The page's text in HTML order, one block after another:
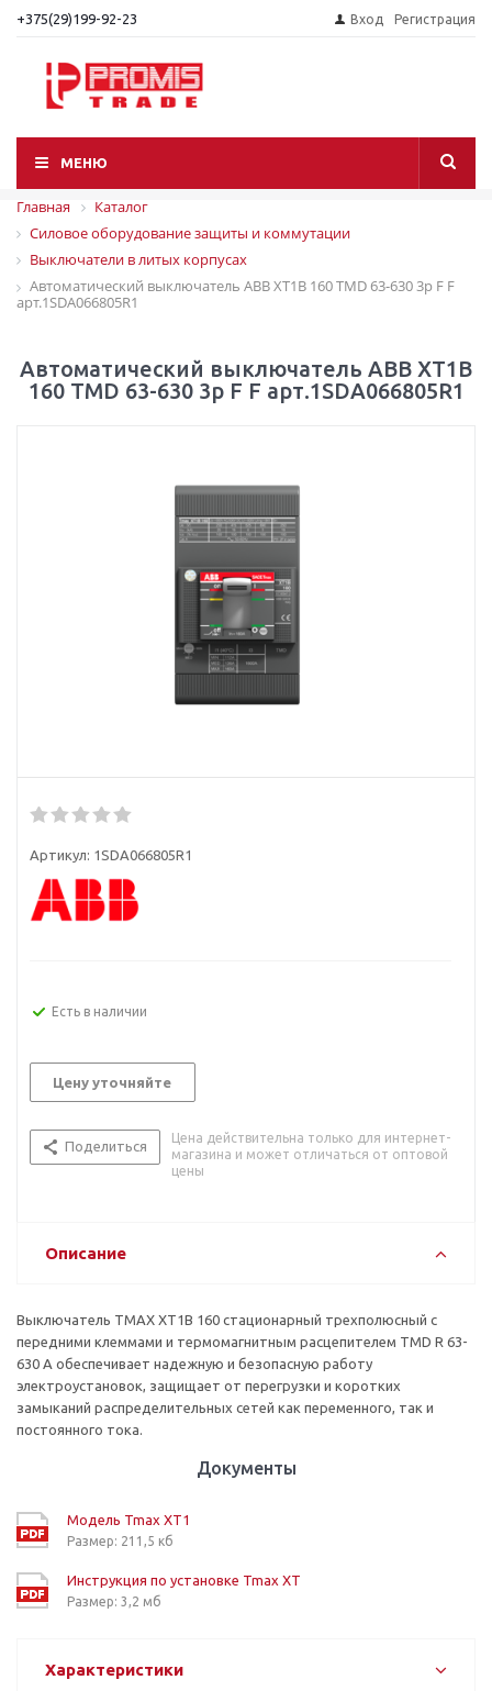
+375(29)199-92-23 Вход Регистрация
МЕНЮ
Главная
Каталог
Силовое оборудование защиты и коммутации
Выключатели в литых корпусах
Автоматический выключатель АВВ XT1B 160 TMD 63-630 3p F F
арт.1SDA066805R1
Автоматический выключатель АВВ XT1B
160 TMD 63-630 3p F F арт.1SDA066805R1
Артикул: 1SDA066805R1
Есть в наличии
Цену уточняйте
Поделиться
Цена действительна только для интернет-
магазина и может отличаться от оптовой
цены
Описание
Выключатель TMAX XT1B 160 стационарный трехполюсный с
передними клеммами и термомагнитным расцепителем TMD R 63-
630 A обеспечивает надежную и безопасную работу
электроустановок, защищает от перегрузки и коротких
замыканий распределительных сетей как переменного, так и
постоянного тока.
Документы
Модель Tmax XT1
Размер: 211,5 кб
Инструкция по установке Tmax ХT
Размер: 3,2 мб
Характеристики